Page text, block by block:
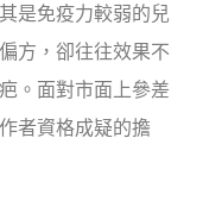
是免疫力較弱的兒
方，卻往往效果不
。面對市面上參差
者資格成疑的擔